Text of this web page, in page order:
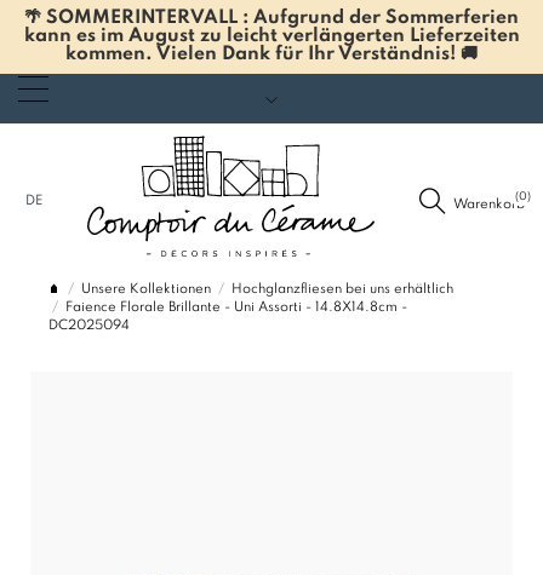
🌴 SOMMERINTERVALL : Aufgrund der Sommerferien
kann es im August zu leicht verlängerten Lieferzeiten
kommen. Vielen Dank für Ihr Verständnis! 🚚
DE Warenkorb
(0)
Unsere Kollektionen
Hochglanzfliesen bei uns erhältlich
Faience Florale Brillante - Uni Assorti - 14.8X14.8cm -
DC2025094